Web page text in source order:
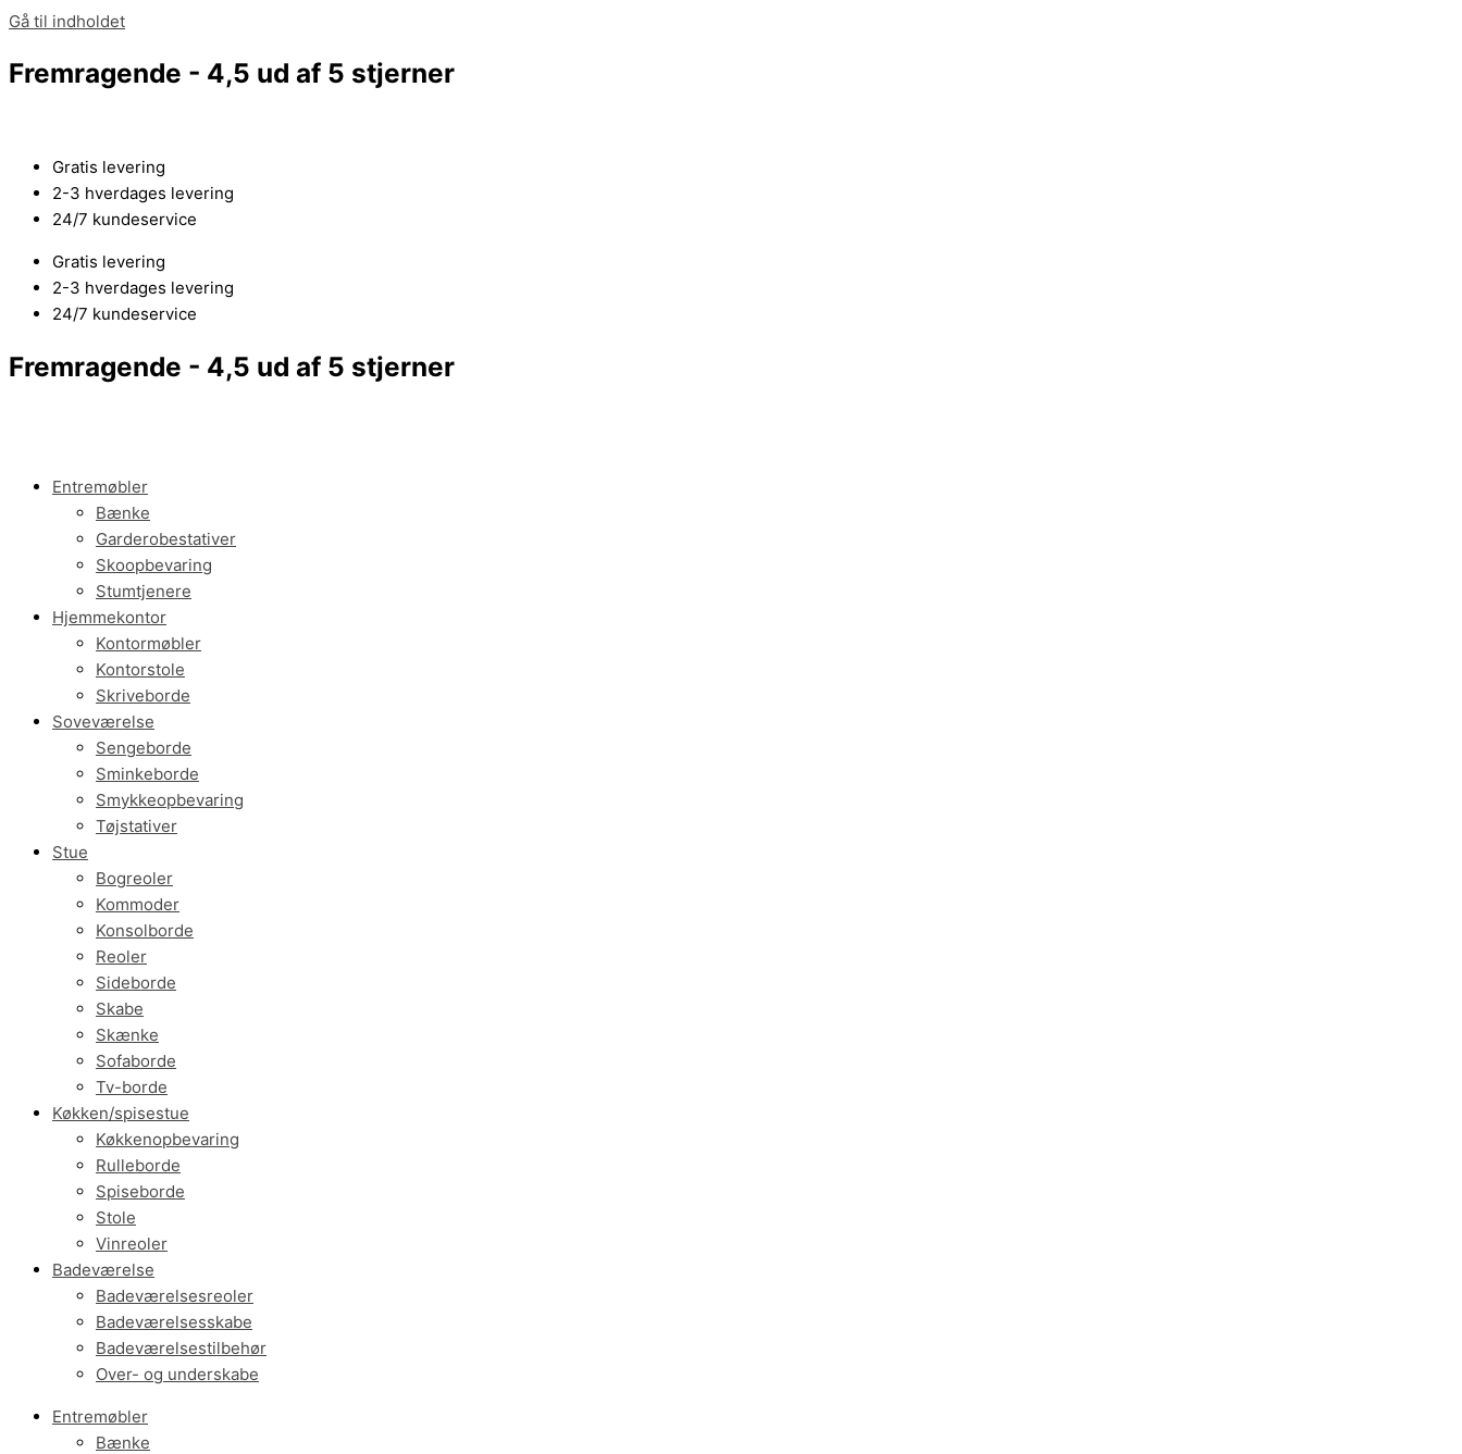
Gå til indholdet
Fremragende - 4,5 ud af 5 stjerner
Gratis levering
2-3 hverdages levering
24/7 kundeservice
Gratis levering
2-3 hverdages levering
24/7 kundeservice
Fremragende - 4,5 ud af 5 stjerner
Entremøbler
Bænke
Garderobestativer
Skoopbevaring
Stumtjenere
Hjemmekontor
Kontormøbler
Kontorstole
Skriveborde
Soveværelse
Sengeborde
Sminkeborde
Smykkeopbevaring
Tøjstativer
Stue
Bogreoler
Kommoder
Konsolborde
Reoler
Sideborde
Skabe
Skænke
Sofaborde
Tv-borde
Køkken/spisestue
Køkkenopbevaring
Rulleborde
Spiseborde
Stole
Vinreoler
Badeværelse
Badeværelsesreoler
Badeværelsesskabe
Badeværelsestilbehør
Over- og underskabe
Entremøbler
Bænke